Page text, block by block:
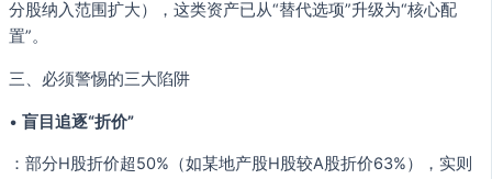
分股纳入范围扩大），这类资产已从“替代选项”升级为“核心配
置”。
三、必须警惕的三大陷阱
• 盲目追逐“折价”
：部分H股折价超50%（如某地产股H股较A股折价63%），实则